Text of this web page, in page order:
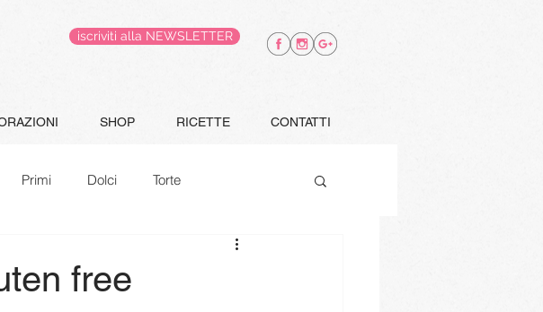
iscriviti alla NEWSLETTER
SHOP RICETTE CONTATTI
Primi Dolci Torte
free